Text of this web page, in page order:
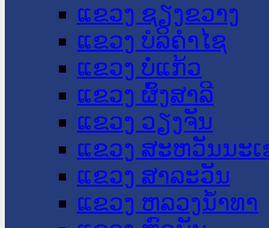
ແຂວງ ຊຽງຂວາງ
ແຂວງ ບໍລິຄໍາໄຊ
ແຂວງ ບໍ່ແກ້ວ
ແຂວງ ຜົ້ງສາລີ
ແຂວງ ວຽງຈັນ
ແຂວງ ສະຫວັນນະ
ແຂວງ ສາລະວັນ
ແຂວງ ຫລວງນໍ້າທາ